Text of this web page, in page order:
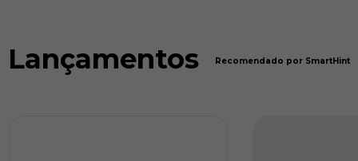
Lançamentos Recomendado por SmartHint